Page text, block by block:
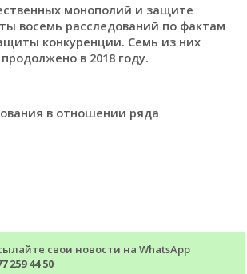
монополий и защите
восемь расследований по фактам
конкуренции. Семь из них
в 2018 году.
в отношении ряда
свои новости на WhatsApp
259 44 50